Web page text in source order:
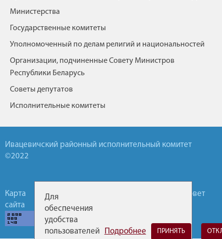
Министерства
Государственные комитеты
Уполномоченный по делам религий и национальностей
Организации, подчиненные Совету Министров
Республики Беларусь
Советы депутатов
Исполнительные комитеты
Ивацевичский районный исполнительный комитет
©2022
Карта
сайта
Обратная
связь
Районный Совет
Для
обеспечения
удобства
пользователей
Подробнее ПРИНЯТЬ